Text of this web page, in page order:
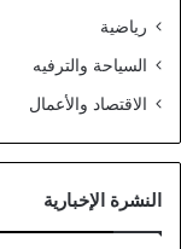
رياضية
السياحة والترفيه
الاقتصاد والأعمال
النشرة الإخبارية